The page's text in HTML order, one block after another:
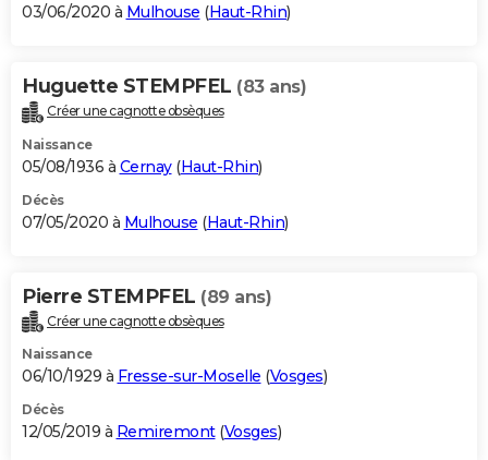
03/06/2020 à Mulhouse (Haut-Rhin)
Huguette STEMPFEL (83 ans)
Créer une cagnotte obsèques
Naissance
05/08/1936 à Cernay(Haut-Rhin)
Décès
07/05/2020 à Mulhouse (Haut-Rhin)
Pierre STEMPFEL (89 ans)
Créer une cagnotte obsèques
Naissance
06/10/1929 à Fresse-sur-Moselle (Vosges)
Décès
12/05/2019 à Remiremont(Vosges)